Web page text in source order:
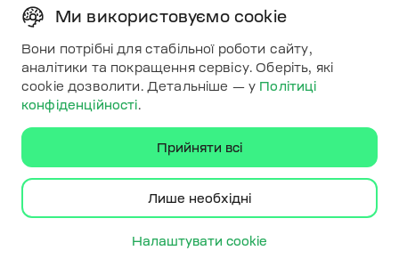
Ми використовуємо cookie
Вони потрібні для стабільної роботи сайту,
аналітики та покращення сервісу. Оберіть, які
cookie дозволити. Детальніше — у Політиці
конфіденційності.
Прийняти всі
Лише необхідні
Налаштувати cookie
Рішення
Додаток для водіїв
Платформа
White lable
Energy
Корисне
Карта
Контакти
Завантажте додаток